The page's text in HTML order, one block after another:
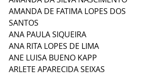
AMANDA DE FATIMA LOPES DOS
SANTOS
ANA PAULA SIQUEIRA
ANA RITA LOPES DE LIMA
ANE LUISA BUENO KAPP
ARLETE APARECIDA SEIXAS